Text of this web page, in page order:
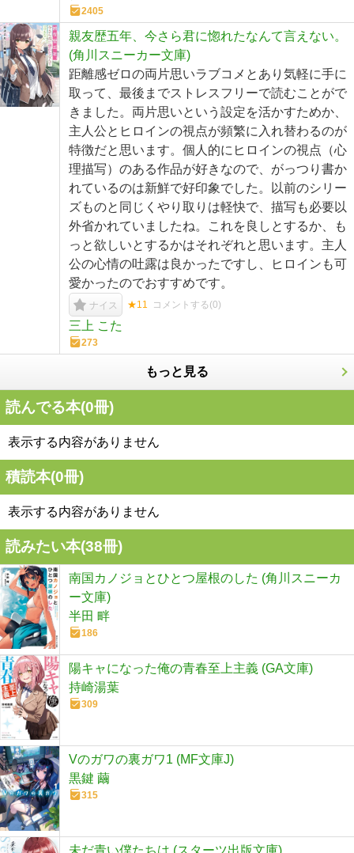
2405
親友歴五年、今さら君に惚れたなんて言えない。
(角川スニーカー文庫)
距離感ゼロの両片思いラブコメとあり気軽に手に
取って、最後までストレスフリーで読むことがで
きました。両片思いという設定を活かすためか、
主人公とヒロインの視点が頻繁に入れ替わるのが
特徴だと思います。個人的にヒロインの視点（心
理描写）のある作品が好きなので、がっつり書か
れているのは新鮮で好印象でした。以前のシリー
ズものと同じくやり取りは軽快で、描写も必要以
外省かれていましたね。これを良しとするか、も
っと欲しいとするかはそれぞれと思います。主人
公の心情の吐露は良かったですし、ヒロインも可
愛かったのでおすすめです。
ナイス ★11 コメントする(0)
三上 こた
273
もっと見る
読んでる本(0冊)
表示する内容がありません
積読本(0冊)
表示する内容がありません
読みたい本(38冊)
南国カノジョとひとつ屋根のした (角川スニーカ
ー文庫)
半田 畔
186
陽キャになった俺の青春至上主義 (GA文庫)
持崎湯葉
309
Vのガワの裏ガワ1 (MF文庫J)
黒鍵 繭
315
未だ青い僕たちは (スターツ出版文庫)